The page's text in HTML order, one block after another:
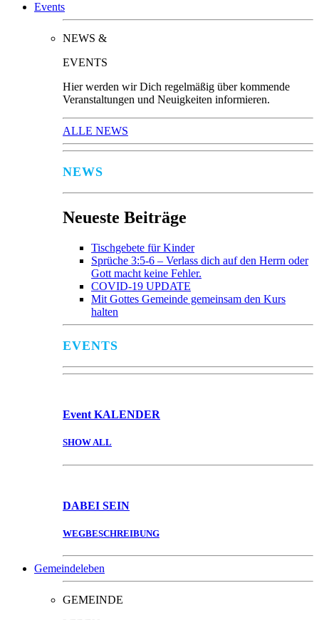
Events
NEWS &
EVENTS
Hier werden wir Dich regelmäßig über kommende
Veranstaltungen und Neuigkeiten informieren.
ALLE NEWS
NEWS
Neueste Beiträge
Tischgebete für Kinder
Sprüche 3:5-6 – Verlass dich auf den Herrn oder
Gott macht keine Fehler.
COVID-19 UPDATE
Mit Gottes Gemeinde gemeinsam den Kurs
halten
EVENTS
Event KALENDER
SHOW ALL
DABEI SEIN
WEGBESCHREIBUNG
Gemeindeleben
GEMEINDE